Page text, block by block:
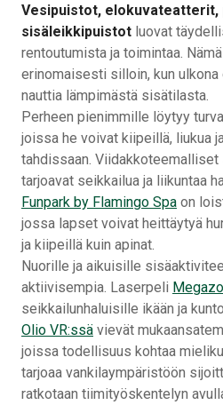
Vesipuistot, elokuvateatterit,
sisäleikkipuistot luovat
rentoutumista ja toimintaa.
erinomaisesti silloin, kun ulkona
nauttia lämpimästä sisätilasta.
Perheen pienimmille löytyy
joissa he voivat kiipeillä, liukua
tahdissaan.
tarjoavat seikkailua ja liikuntaa
Funpark by Flamingo Spa on
jossa lapset voivat heittäytyä
ja kiipeillä kuin apinat.
Nuorille ja aikuisille
aktiivisempia. Laserpeli
seikkailunhaluisille ikään ja
Olio VR:ssä vievät
joissa todellisuus kohtaa
tarjoaa vankilaympäristöön
ratkotaan tiimityöskentelyn